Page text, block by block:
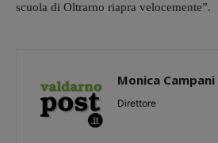
scuola di Oltrarno riapra velocemente”.
Monica Campani
Direttore